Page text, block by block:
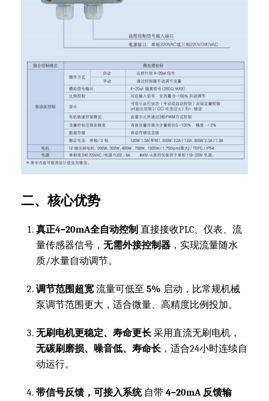
二、核心优势
真正4–20mA全自动控制 直接接收PLC、仪表、流
量传感器信号， 无需外接控制器 ，实现流量随水
质/水量自动调节。
调节范围超宽 流量可低至 5% 启动，比常规机械
泵调节范围更大，适合微量、高精度比例投加。
无刷电机更稳定、寿命更长 采用直流无刷电机，
无碳刷磨损、噪音低、寿命长 ，适合24小时连续自
动运行。
带信号反馈，可接入系统自带 4–20mA 反馈输